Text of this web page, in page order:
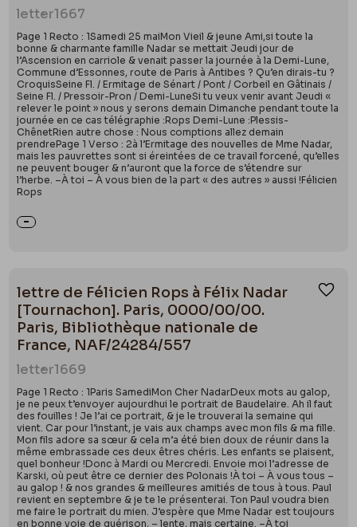
letter1667
Page 1 Recto : 1Samedi 25 maiMon Vieil & jeune Ami,si toute la
bonne & charmante famille Nadar se mettait Jeudi jour de
l’Ascension en carriole & venait passer la journée à la Demi-Lune,
Commune d’Essonnes, route de Paris à Antibes ? Qu’en dirais-tu ?
CroquisSeine Fl. / Ermitage de Sénart / Pont / Corbeil en Gâtinais /
Seine Fl. / Pressoir-Pron / Demi-LuneSi tu veux venir avant Jeudi «
relever le point » nous y serons demain Dimanche pendant toute la
journée en ce cas télégraphie :Rops Demi-Lune :Plessis-
ChênetRien autre chose : Nous comptions allez demain
prendrePage 1 Verso : 2à l’Ermitage des nouvelles de Mme Nadar,
mais les pauvrettes sont si éreintées de ce travail forcené, qu’elles
ne peuvent bouger & n’auront que la force de s’étendre sur
l’herbe. –À toi – À vous bien de la part « des autres » aussi !Félicien
Rops
lettre de Félicien Rops à Félix Nadar
[Tournachon]. Paris, 0000/00/00.
Paris, Bibliothèque nationale de
France, NAF/24284/557
letter1669
Page 1 Recto : 1Paris SamediMon Cher NadarDeux mots au galop,
je ne peux t’envoyer aujourdhui le portrait de Baudelaire. Ah il faut
des fouilles ! Je l’ai ce portrait, & je le trouverai la semaine qui
vient. Car pour l’instant, je vais aux champs avec mon fils & ma fille.
Mon fils adore sa sœur & cela m’a été bien doux de réunir dans la
même embrassade ces deux êtres chéris. Les enfants se plaisent,
quel bonheur !Donc à Mardi ou Mercredi. Envoie moi l’adresse de
Karski, où peut être ce dernier des Polonais !À toi – À vous tous –
au galop ! & nos grandes & meilleures amitiés de tous à tous. Paul
revient en septembre & je te le présenterai. Ton Paul voudra bien
me faire le portrait du mien. J’espère que Mme Nadar est toujours
en bonne voie de guérison, – lente, mais certaine. –À toi